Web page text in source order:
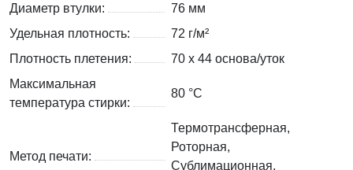
Диаметр втулки:
76 мм
Удельная плотность:
72 г/м²
Плотность плетения:
70 х 44 основа/уток
Максимальная
температура стирки:
80 °C
Метод печати:
Термотрансферная,
Роторная,
Сублимационная,